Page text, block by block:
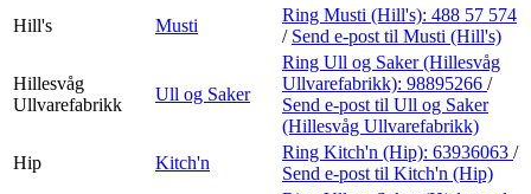
Hill's
Musti
Ring Musti (Hill's): 488 57 574
/ Send e-post til Musti (Hill's)
Hillesvåg
Ullvarefabrikk
Ull og Saker
Ring Ull og Saker (Hillesvåg
Ullvarefabrikk): 98895266 /
Send e-post til Ull og Saker
(Hillesvåg Ullvarefabrikk)
Hip
Kitch'n
Ring Kitch'n (Hip): 63936063 /
Send e-post til Kitch'n (Hip)